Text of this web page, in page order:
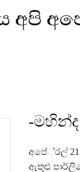
අපි
-මහින්ද
අපේ‍්‍රල් 21
ඇතුළු